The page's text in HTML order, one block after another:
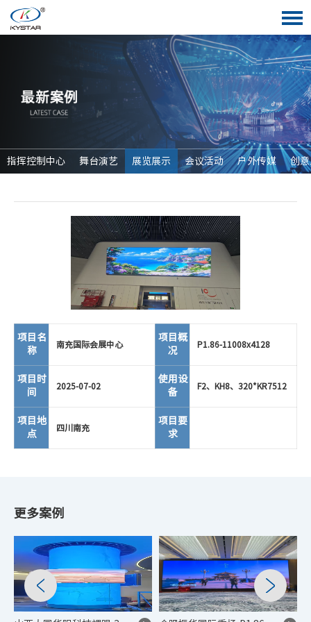
指挥控制中心 舞台演艺 展览展示 会议活动 户外传媒 创
项目名
称
南充国际会展中心
项目概
况
P1.86-11008x4128
项目时
间
2025-07-02
使用设
备
F2、KH8、320*KR7512
项目地
点
四川南充
项目要
求
更多案例